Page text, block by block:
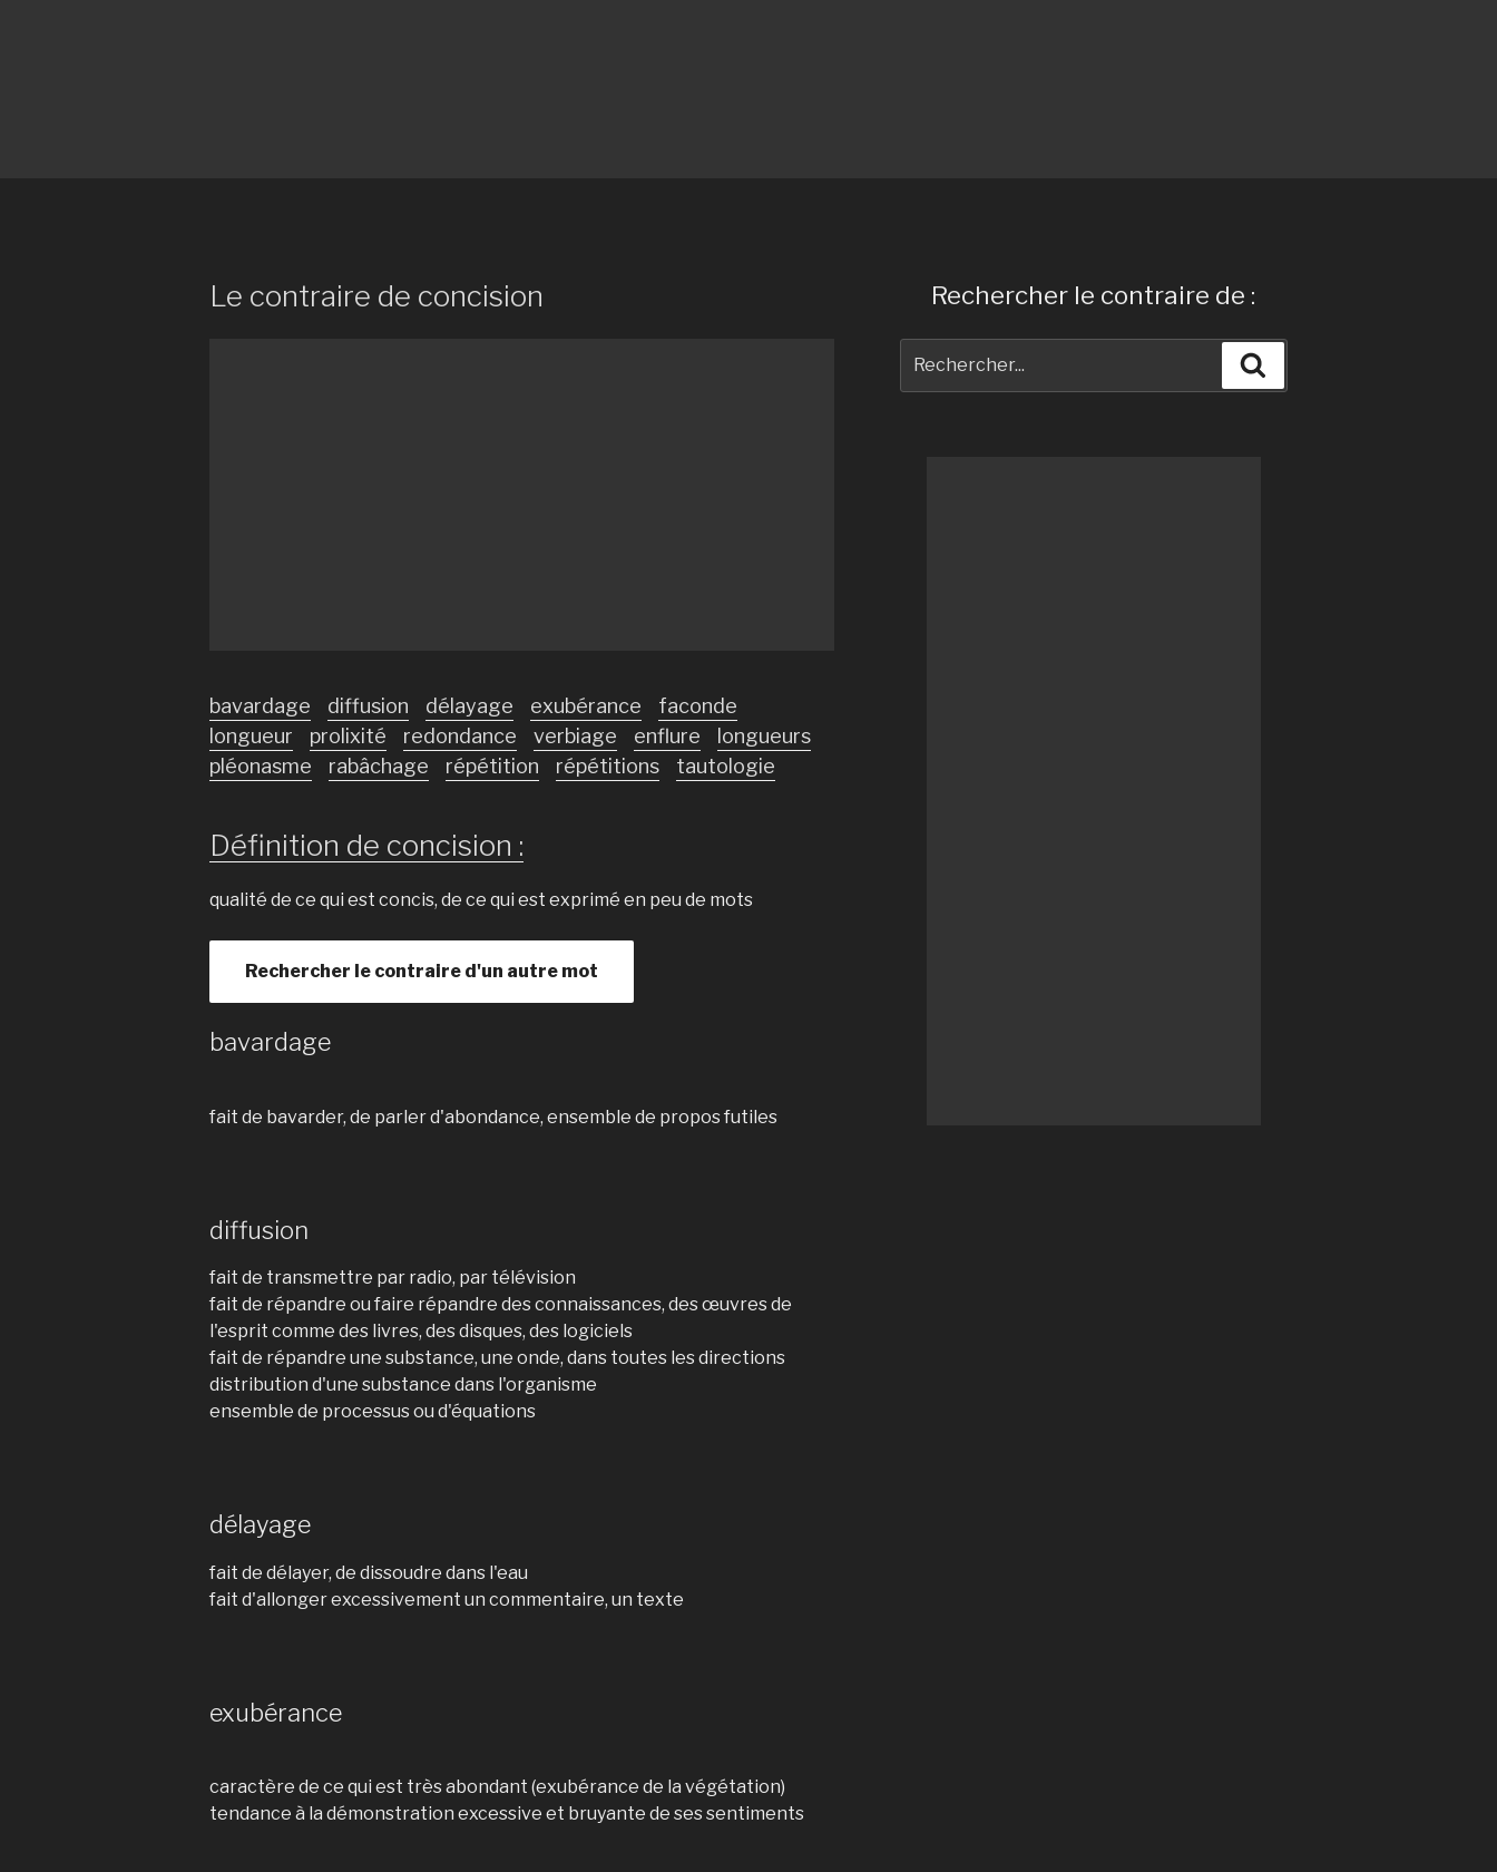
Le contraire de concision
bavardage diffusion délayage exubérance
faconde
longueur
prolixité redondance verbiage enflure
longueurs
pléonasme
rabâchage répétition répétitions tautologie
Définition de concision :
qualité de ce qui est concis, de ce qui est exprimé en peu de mots
Rechercher le contraire d'un autre mot
bavardage
fait de bavarder, de parler d'abondance, ensemble de propos futiles
diffusion
fait de transmettre par radio, par télévision
fait de répandre ou faire répandre des connaissances, des œuvres de
l'esprit comme des livres, des disques, des logiciels
fait de répandre une substance, une onde, dans toutes les directions
distribution d'une substance dans l'organisme
ensemble de processus ou d'équations
délayage
fait de délayer, de dissoudre dans l'eau
fait d'allonger excessivement un commentaire, un texte
exubérance
caractère de ce qui est très abondant (exubérance de la végétation)
tendance à la démonstration excessive et bruyante de ses sentiments
Rechercher le contraire de :
pour